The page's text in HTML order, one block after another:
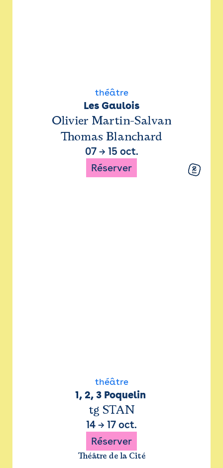
théâtre
Les Gaulois
Olivier Martin-Salvan
Thomas Blanchard
07→ 15 oct.
Réserver
théâtre
1, 2, 3 Poquelin
tg STAN
14 → 17 oct.
Réserver
Théâtre de la Cité